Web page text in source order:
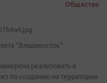
Общество
"Владивосток"
реализовать в
по созданию на территории